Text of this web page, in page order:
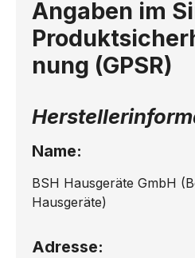
Angaben im
nung (GPSR)
Name:
BSH Hausgeräte GmbH
Hausgeräte)
Adresse: